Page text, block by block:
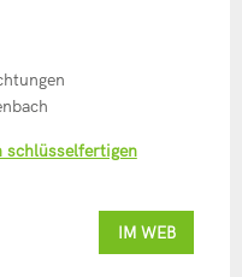
IM WEB